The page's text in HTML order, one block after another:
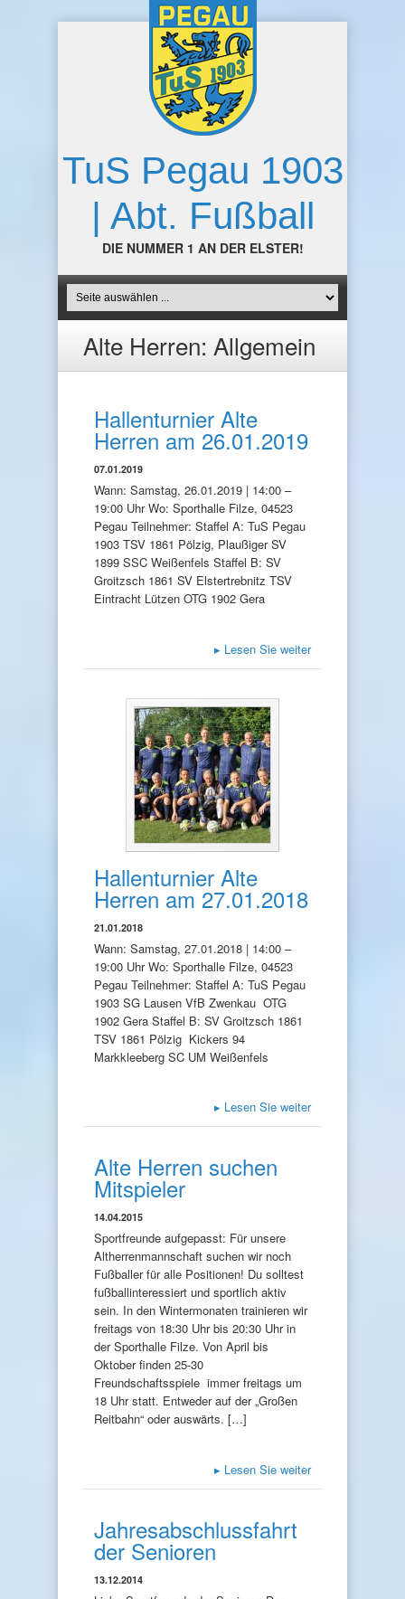
TuS Pegau 1903
| Abt. Fußball
DIE NUMMER 1 AN DER ELSTER!
Alte Herren: Allgemein
Hallenturnier Alte
Herren am 26.01.2019
07.01.2019
Wann: Samstag, 26.01.2019 | 14:00 –
19:00 Uhr Wo: Sporthalle Filze, 04523
Pegau Teilnehmer: Staffel A: TuS Pegau
1903 TSV 1861 Pölzig, Plaußiger SV
1899 SSC Weißenfels Staffel B: SV
Groitzsch 1861 SV Elstertrebnitz TSV
Eintracht Lützen OTG 1902 Gera
▸ Lesen Sie weiter
Hallenturnier Alte
Herren am 27.01.2018
21.01.2018
Wann: Samstag, 27.01.2018 | 14:00 –
19:00 Uhr Wo: Sporthalle Filze, 04523
Pegau Teilnehmer: Staffel A: TuS Pegau
1903 SG Lausen VfB Zwenkau OTG
1902 Gera Staffel B: SV Groitzsch 1861
TSV 1861 Pölzig Kickers 94
Markkleeberg SC UM Weißenfels
▸ Lesen Sie weiter
Alte Herren suchen
Mitspieler
14.04.2015
Sportfreunde aufgepasst: Für unsere
Altherrenmannschaft suchen wir noch
Fußballer für alle Positionen! Du solltest
fußballinteressiert und sportlich aktiv
sein. In den Wintermonaten trainieren wir
freitags von 18:30 Uhr bis 20:30 Uhr in
der Sporthalle Filze. Von April bis
Oktober finden 25-30
Freundschaftsspiele immer freitags um
18 Uhr statt. Entweder auf der „Großen
Reitbahn“ oder auswärts. […]
▸ Lesen Sie weiter
Jahresabschlussfahrt
der Senioren
13.12.2014